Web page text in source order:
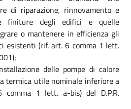
di riparazione, rinnovamento e
finiture degli edifici e quelle
o mantenere in efficienza gli
esistenti (rif. art. 6 comma 1 lett.
delle pompe di calore
termica utile nominale inferiore a
1 lett. a-bis) del D.P.R.